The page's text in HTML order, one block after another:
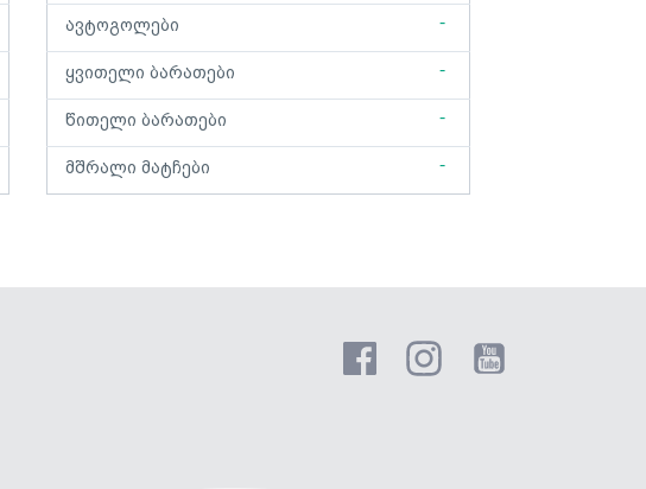
ავტოგოლები -
ყვითელი ბარათები -
წითელი ბარათები -
მშრალი მატჩები -